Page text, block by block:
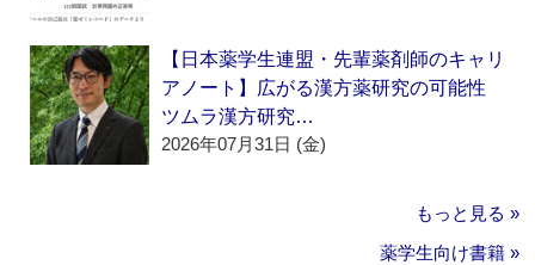
【日本薬学生連盟・先輩薬剤師のキャリ
アノート】広がる漢方薬研究の可能性
ツムラ漢方研究…
2026年07月31日 (金)
もっと見る »
薬学生向け書籍 »